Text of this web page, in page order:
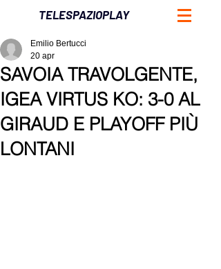
TELESPAZIOPLAY
SAVOIA TRAVOLGENTE,
IGEA VIRTUS KO: 3-0 AL
GIRAUD E PLAYOFF PIÙ
LONTANI
Emilio Bertucci
20 apr